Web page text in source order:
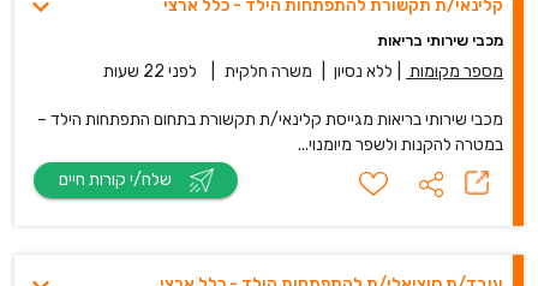
קלינאי/ת תקשורת להתפתחות הילד - כלל ארצי
מכבי שירותי בריאות
מספר מקומות ללא נסיון משרה חלקית לפני 22 שעות
מכבי שירותי בריאות מגייסת קלינאי/ת תקשורת בתחום התפתחות הילד –
במטרה להקנות ולשפר מיומנוי...